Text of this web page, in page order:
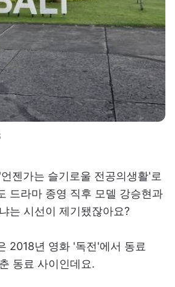
젠가는 슬기로울 전공의생활'로
드라마 종영 직후 모델 강승현과
는 시선이 제기됐잖아요?
2018년 영화 '독전'에서 동료
동료 사이인데요.